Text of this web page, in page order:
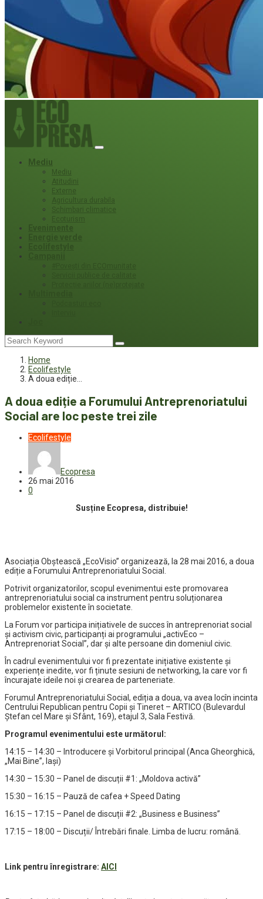
Mediu
Mediu
Atitudini
Externe
Agricultura durabila
Schimbari climatice
Ecoturism
Home
Ecolifestyle
A doua ediție…
A doua ediție a Forumului Antreprenoriatului
Social are loc peste trei zile
Ecolifestyle
Ecopresa
26 mai 2016
0
Susține Ecopresa, distribuie!
Asociația Obștească „EcoVisio” organizează, la 28 mai 2016, a doua
ediție a Forumului Antreprenoriatului Social.
Potrivit organizatorilor, scopul evenimentui este promovarea
antreprenoriatului social ca instrument pentru soluționarea
problemelor existente în societate.
La Forum vor participa inițiativele de succes în antreprenoriat social
și activism civic, participanți ai programului „activEco –
Antreprenoriat Social”, dar și alte persoane din domeniul civic.
În cadrul evenimentului vor fi prezentate inițiative existente și
experiențe inedite, vor fi ținute sesiuni de networking, la care vor fi
încurajate ideile noi și crearea de parteneriate.
Forumul Antreprenoriatului Social, ediția a doua, va avea locîn incinta
Centrului Republican pentru Copii și Tineret – ARTICO (Bulevardul
Ștefan cel Mare și Sfânt, 169), etajul 3, Sala Festivă.
Programul evenimentului este următorul:
14:15 – 14:30 – Introducere și Vorbitorul principal (Anca Gheorghică,
„Mai Bine”, Iași)
14:30 – 15:30 – Panel de discuții #1: „Moldova activă”
15:30 – 16:15 – Pauză de cafea + Speed Dating
16:15 – 17:15 – Panel de discuții #2: „Business e Business”
17:15 – 18:00 – Discuții/ Întrebări finale. Limba de lucru: română.
Link pentru înregistrare: AICI